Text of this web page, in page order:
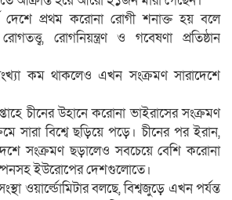
দেশে প্রথম করোনা রোগী শনাক্ত হয় বলে
রোগনিয়ন্ত্রণ ও গবেষণা প্রতিষ্ঠান
কম থাকলেও এখন সংক্রমণ সারাদেশে
চীনের উহানে করোনা ভাইরাসের সংক্রমণ
সারা বিশ্বে ছড়িয়ে পড়ে। চীনের পর ইরান,
সংক্রমণ ছড়ালেও সবচেয়ে বেশি করোনা
ইউরোপের দেশগুলোতে।
ওয়ার্ল্ডোমিটার বলছে, বিশ্বজুড়ে এখন পর্যন্ত